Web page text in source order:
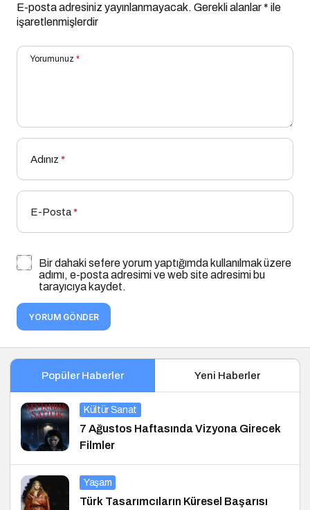
E-posta adresiniz yayınlanmayacak. Gerekli alanlar* ile
işaretlenmişlerdir
Yorumunuz *
Adınız *
E-Posta*
Bir dahaki sefere yorum yaptığımda kullanılmak üzere
adımı, e-posta adresimi ve web site adresimi bu
tarayıcıya kaydet.
YORUM GÖNDER
Popüler Haberler Yeni Haberler
Kültür Sanat
7 Ağustos Haftasında Vizyona Girecek
Filmler
Yaşam
Türk Tasarımcıların Küresel Başarısı